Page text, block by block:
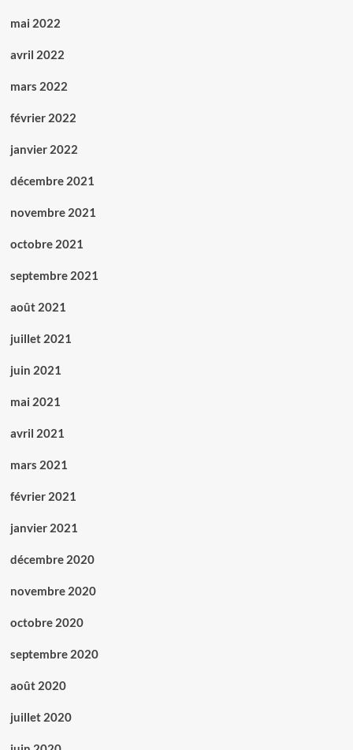
mai 2022
avril 2022
mars 2022
février 2022
janvier 2022
décembre 2021
novembre 2021
octobre 2021
septembre 2021
août 2021
juillet 2021
juin 2021
mai 2021
avril 2021
mars 2021
février 2021
janvier 2021
décembre 2020
novembre 2020
octobre 2020
septembre 2020
août 2020
juillet 2020